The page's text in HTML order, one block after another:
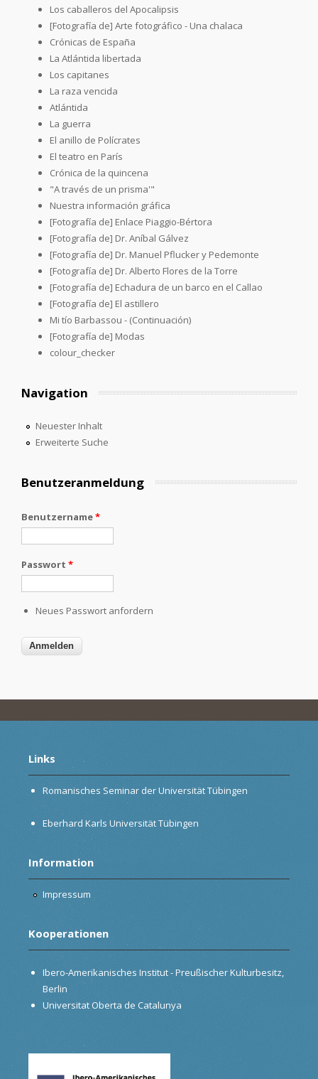
Los caballeros del Apocalipsis
[Fotografía de] Arte fotográfico - Una chalaca
Crónicas de España
La Atlántida libertada
Los capitanes
La raza vencida
Atlántida
La guerra
El anillo de Polícrates
El teatro en París
Crónica de la quincena
"A través de un prisma'"
Nuestra información gráfica
[Fotografía de] Enlace Piaggio-Bértora
[Fotografía de] Dr. Aníbal Gálvez
[Fotografía de] Dr. Manuel Pflucker y Pedemonte
[Fotografía de] Dr. Alberto Flores de la Torre
[Fotografía de] Echadura de un barco en el Callao
[Fotografía de] El astillero
Mi tío Barbassou - (Continuación)
[Fotografía de] Modas
colour_checker
Navigation
Neuester Inhalt
Erweiterte Suche
Benutzeranmeldung
Benutzername*
Passwort *
Neues Passwort anfordern
Links
Romanisches Seminar der Universität Tübingen
Eberhard Karls Universität Tübingen
Information
Impressum
Kooperationen
Ibero-Amerikanisches Institut - Preußischer Kulturbesitz,
Berlin
Universitat Oberta de Catalunya